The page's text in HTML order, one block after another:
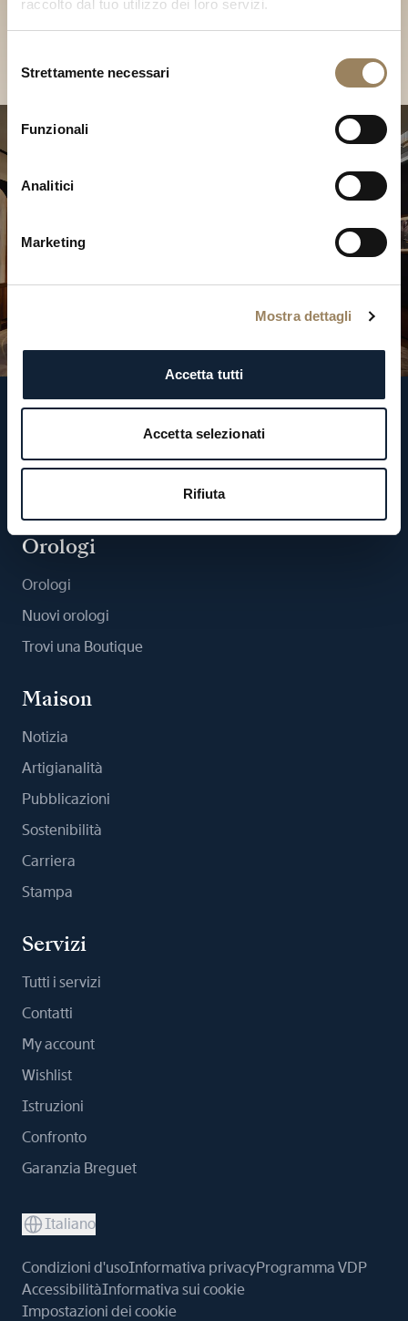
raccolto dal tuo utilizzo dei loro servizi.
delStrettamente necessari
Funzionali
Analitici
Marketing
Mostra dettagli
Accetta tutti
Accetta selezionati
Rifiuta
Boutique
Orologi
Orologi
Nuovi orologi
Trovi una Boutique
Maison
Notizia
Artigianalità
Pubblicazioni
Sostenibilità
Carriera
Stampa
Servizi
Tutti i servizi
Contatti
My account
Wishlist
Istruzioni
Confronto
Garanzia Breguet
Italiano
Condizioni d'usoInformativa privacyProgramma VDP
AccessibilitàInformativa sui cookie
Impostazioni dei cookie